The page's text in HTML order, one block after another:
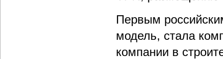
Первым
модель, стала
компании в